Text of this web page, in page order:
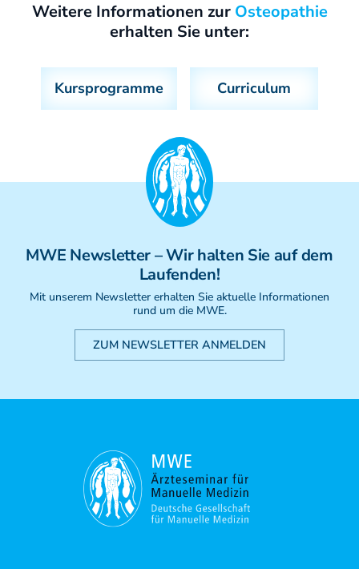
Weitere Informationen zur Osteopathie
erhalten Sie unter:
Kursprogramme Curriculum
MWE Newsletter– Wir halten Sie auf dem
Laufenden!
Mit unserem Newsletter erhalten Sie aktuelle Informationen
rund um die MWE.
ZUM NEWSLETTER ANMELDEN